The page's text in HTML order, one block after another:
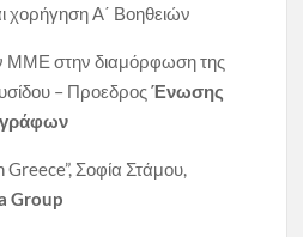
χορήγηση Α΄ Βοηθειών
ΜΜΕ στην διαμόρφωση της
– ΠροεδροςΈνωσης
Σοφία Στάμου,
Group